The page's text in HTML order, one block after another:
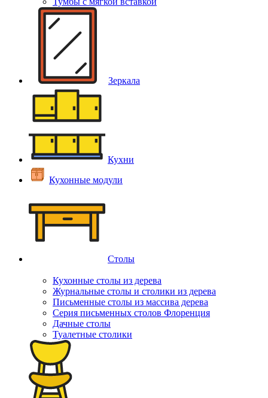
Зеркала
Кухни
Кухонные модули
Столы
Кухонные столы из дерева
Журнальные столы и столики из дерева
Письменные столы из массива дерева
Серия письменных столов Флоренция
Дачные столы
Туалетные столики